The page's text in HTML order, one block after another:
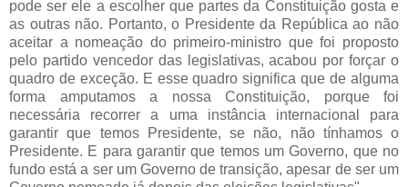
pode ser ele a escolher que partes da Constituição gosta e
as outras não. Portanto, o Presidente da República ao não
aceitar a nomeação do primeiro-ministro que foi proposto
pelo partido vencedor das legislativas, acabou por forçar o
quadro de exceção. E esse quadro significa que de alguma
forma amputamos a nossa Constituição, porque foi
necessária recorrer a uma instância internacional para
garantir que temos Presidente, se não, não tínhamos o
Presidente. E para garantir que temos um Governo, que no
fundo está a ser um Governo de transição, apesar de ser um